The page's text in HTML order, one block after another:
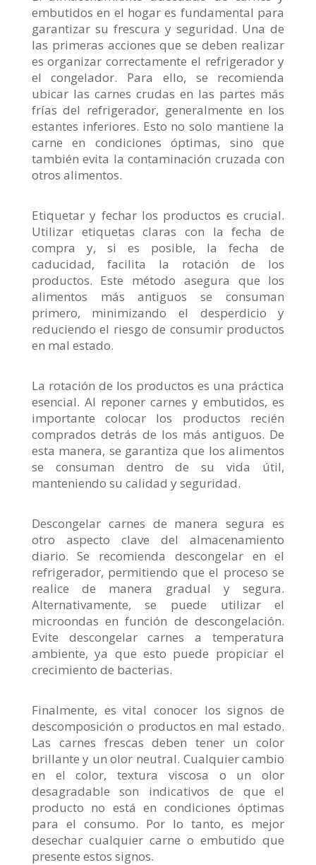
embutidos en el hogar es fundamental para
garantizar su frescura y seguridad. Una de
las primeras acciones que se deben realizar
es organizar correctamente el refrigerador y
el congelador. Para ello, se recomienda
ubicar las carnes crudas en las partes más
frías del refrigerador, generalmente en los
estantes inferiores. Esto no solo mantiene la
carne en condiciones óptimas, sino que
también evita la contaminación cruzada con
otros alimentos.
Etiquetar y fechar los productos es crucial.
Utilizar etiquetas claras con la fecha de
compra y, si es posible, la fecha de
caducidad, facilita la rotación de los
productos. Este método asegura que los
alimentos más antiguos se consuman
primero, minimizando el desperdicio y
reduciendo el riesgo de consumir productos
en mal estado.
La rotación de los productos es una práctica
esencial. Al reponer carnes y embutidos, es
importante colocar los productos recién
comprados detrás de los más antiguos. De
esta manera, se garantiza que los alimentos
se consuman dentro de su vida útil,
manteniendo su calidad y seguridad.
Descongelar carnes de manera segura es
otro aspecto clave del almacenamiento
diario. Se recomienda descongelar en el
refrigerador, permitiendo que el proceso se
realice de manera gradual y segura.
Alternativamente, se puede utilizar el
microondas en función de descongelación.
Evite descongelar carnes a temperatura
ambiente, ya que esto puede propiciar el
crecimiento de bacterias.
Finalmente, es vital conocer los signos de
descomposición o productos en mal estado.
Las carnes frescas deben tener un color
brillante y un olor neutral. Cualquier cambio
en el color, textura viscosa o un olor
desagradable son indicativos de que el
producto no está en condiciones óptimas
para el consumo. Por lo tanto, es mejor
desechar cualquier carne o embutido que
presente estos signos.